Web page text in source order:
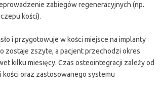
zabiegów regeneracyjnych (np.
kości).
i przygotowuje w kości miejsce na implanty
zostaje zszyte, a pacjent przechodzi okres
kilku miesięcy. Czas osteointegracji zależy od
oraz zastosowanego systemu